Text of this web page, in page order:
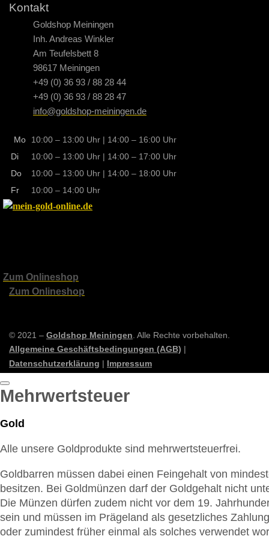
Kontakt
Goldshop Meiningen
Inh. Andreas Winkler
Am Teufelsbett 8
98617 Meiningen
+49 (0) 36 93 / 88 28 44
+49 (0) 36 93 / 88 28 47
info@goldshop-meiningen.de
Mo
10:00 – 13:00 Uhr | 14:00 – 16:00 Uhr
Di
10:00 – 13:00 Uhr | 14:00 – 17:00 Uhr
Do
10:00 – 13:00 Uhr | 14:00 – 18:00 Uhr
Fr
10:00 – 14:00 Uhr
Zum Onlineshop
Zum Onlineshop
© 2021 – Goldshop Meiningen . Alle Rechte vorbehalten.
Allgemeine Geschäftsbedingungen (AGB) |
Datenschutzerklärung | Impressum
Mehrwertsteuer
Gold
Alle unsere Goldprodukte sind mehrwertsteuerfrei.
Goldbarren müssen dabei einen Feingehalt von
besitzen. Bei Goldmünzen darf der Goldgehalt nicht
Die Münzen dürfen zudem nicht vor dem 19.
sein und müssen im Prägeland als gesetzliches
oder zumindest früher einmal als solches verwendet